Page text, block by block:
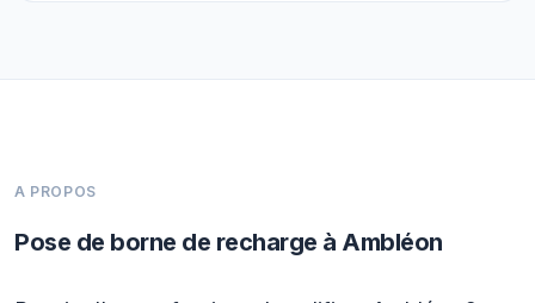
A PROPOS
Pose de borne de recharge à Ambléon